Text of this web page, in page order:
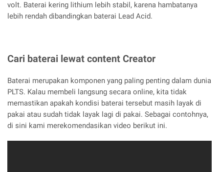
volt. Baterai kering lithium lebih stabil, karena hambatanya
lebih rendah dibandingkan baterai Lead Acid.
Cari baterai lewat content Creator
Baterai merupakan komponen yang paling penting dalam dunia
PLTS. Kalau membeli langsung secara online, kita tidak
memastikan apakah kondisi baterai tersebut masih layak di
pakai atau sudah tidak layak lagi di pakai. Sebagai contohnya,
di sini kami merekomendasikan video berikut ini.